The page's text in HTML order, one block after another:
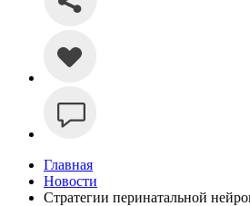
Главная
Новости
Стратегии перинатальной